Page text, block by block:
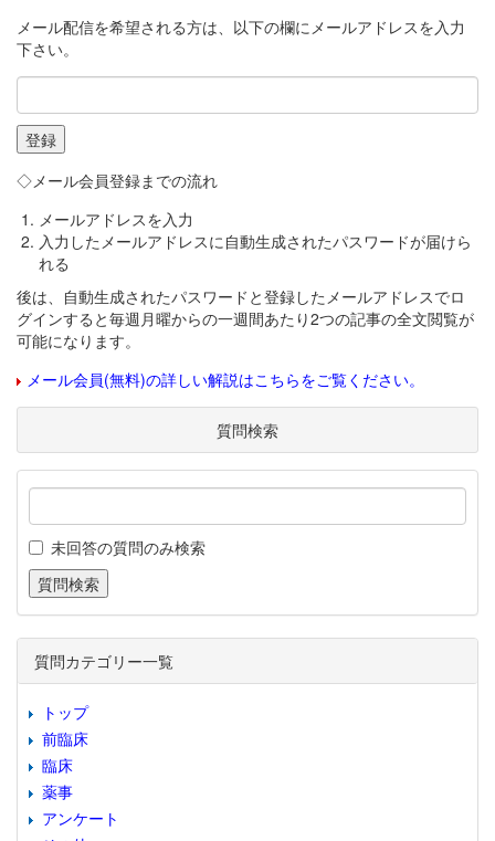
メール配信を希望される方は、以下の欄にメールアドレスを入力
下さい。
◇メール会員登録までの流れ
メールアドレスを入力
入力したメールアドレスに自動生成されたパスワードが届けら
れる
後は、自動生成されたパスワードと登録したメールアドレスでロ
グインすると毎週月曜からの一週間あたり2つの記事の全文閲覧が
可能になります。
メール会員(無料)の詳しい解説はこちらをご覧ください。
質問検索
未回答の質問のみ検索
質問カテゴリー一覧
トップ
前臨床
臨床
薬事
アンケート